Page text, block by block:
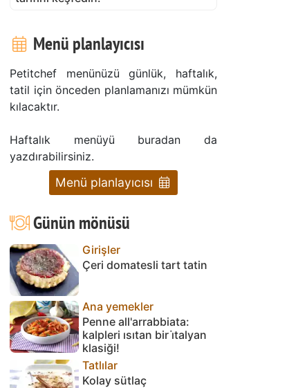
Menü planlayıcısı
Petitchef menünüzü günlük, haftalık,
tatil için önceden planlamanızı mümkün
kılacaktır.
Haftalık menüyü buradan da
yazdırabilirsiniz.
Menü planlayıcısı
Günün mönüsü
Girişler
Çeri domatesli tart tatin
Ana yemekler
Penne all'arrabbiata:
kalpleri ısıtan bir i̇talyan
klasiği!
Tatlılar
Kolay sütlaç